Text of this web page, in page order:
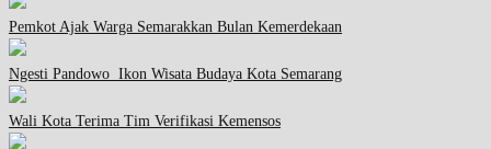
Pemkot Ajak Warga Semarakkan Bulan Kemerdekaan
Ngesti Pandowo Ikon Wisata Budaya Kota Semarang
Wali Kota Terima Tim Verifikasi Kemensos